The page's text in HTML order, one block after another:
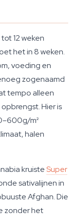
12 weken
het in 8 weken.
voeding en
zogenaamd
tempo alleen
Hier is
m²
halen
kruisteSuper
sativalijnen in
Afghan. Die
zonder het